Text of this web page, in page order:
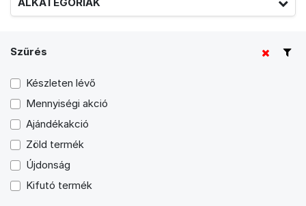
Szűrés
Készleten lévő
Mennyiségi akció
Ajándékakció
Zöld termék
Újdonság
Kifutó termék